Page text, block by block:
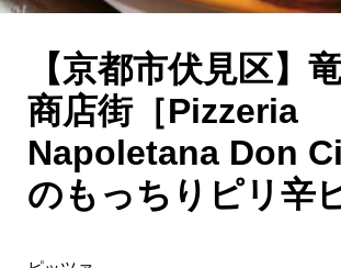
CULTURE
ABOUT US
Instagram
チケットプレゼント応募
【京都市伏見区】
商店街［Pizzeria
Napoletana Don
のもっちりピリ辛